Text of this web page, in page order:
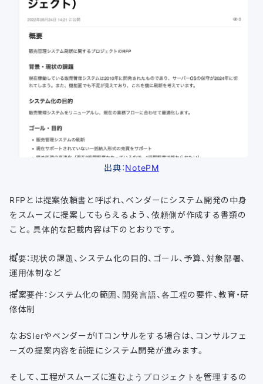
出典：NotePM
RFPとは提案依頼書と呼ばれ、ベンダーにシステム開発の中身
をスムーズに提案してもらえるよう、依頼側が作成する書類の
こと。具体的な記載内容は下のとおりです。
概要：現状の課題、システム化の目的、ゴール、予算、対象部署、
運用体制など
提案要件：システム化の範囲、開発言語、各工程の要件、教育・研
修体制
なおSIerやベンダーがITコンサルをする場合は、コンサルフェ
ーズの提案内容を前提にシステム開発が進みます。
そして、工程がスムーズに進むようプロジェクトを管理するの